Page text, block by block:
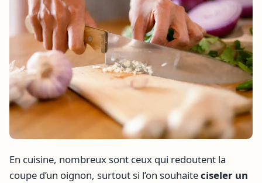
En cuisine, nombreux sont ceux qui redoutent la
coupe d’un oignon, surtout si l’on souhaiteciseler un